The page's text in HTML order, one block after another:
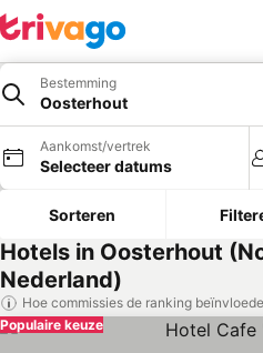
Bestemming
Oosterhout
Aankomst/vertrek
Selecteer datums
Sorteren
Hotels in Oosterhout
Nederland)
Hoe commissies de ranking
Populaire keuze